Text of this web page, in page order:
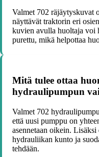
Valmet 702 räjäytyskuvat
näyttävät traktorin eri
kuvien avulla huoltaja voi
purettu, mikä helpottaa
Mitä tulee ottaa
hydraulipumpun
Valmet 702
että uusi pumppu on
asennetaan oikein. Lisäksi
hydrauliikan kunto ja
tehdään.